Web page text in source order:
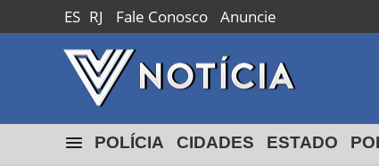
ES RJ Fale Conosco Anuncie
POLÍCIA CIDADES ESTADO